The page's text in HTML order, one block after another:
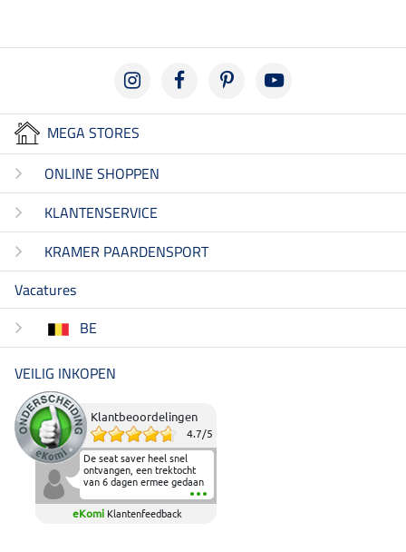
MEGA STORES
ONLINE SHOPPEN
KLANTENSERVICE
KRAMER PAARDENSPORT
Vacatures
BE
VEILIG INKOPEN
Klantbeoordelingen
4.7/5
De seat saver heel snel
ontvangen, een trektocht
van 6 dagen ermee gedaan
en deze heeft de beproeving
fantastisch doorstaan.
Heerlijk zacht om op te
eKomi Klantenfeedback